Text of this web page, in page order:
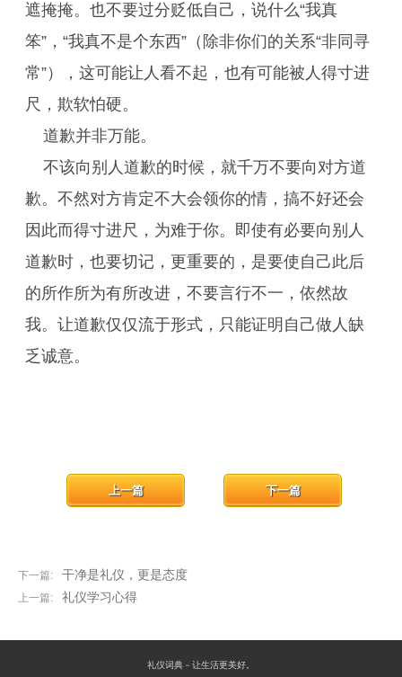
遮掩掩。也不要过分贬低自己，说什么“我真
笨”，“我真不是个东西”（除非你们的关系“非同寻
常”），这可能让人看不起，也有可能被人得寸进
尺，欺软怕硬。
道歉并非万能。
不该向别人道歉的时候，就千万不要向对方道
歉。不然对方肯定不大会领你的情，搞不好还会
因此而得寸进尺，为难于你。即使有必要向别人
道歉时，也要切记，更重要的，是要使自己此后
的所作所为有所改进，不要言行不一，依然故
我。让道歉仅仅流于形式，只能证明自己做人缺
乏诚意。
下一篇: 干净是礼仪，更是态度
下一篇
上一篇: 礼仪学习心得
上一篇
礼仪词典－让生活更美好。